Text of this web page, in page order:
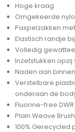
Hoge kraag
Omgekeerde
Paspelzakken
Elastisch randje
Volledig
Inzetstukken
Naden aan
Verstelbare
onderaan de
Fluorine-free DWR
Plain Weave
100% Gerecycled